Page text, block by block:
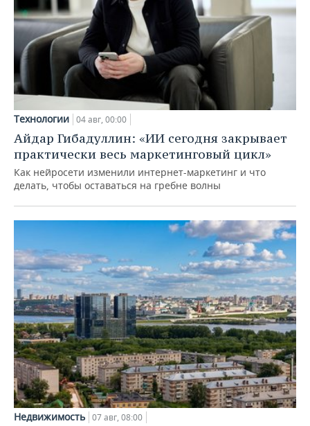
Технологии 04 авг, 00:00
Айдар Гибадуллин: «ИИ сегодня закрывает
практически весь маркетинговый цикл»
Как нейросети изменили интернет-маркетинг и что
делать, чтобы оставаться на гребне волны
Недвижимость 07 авг, 08:00